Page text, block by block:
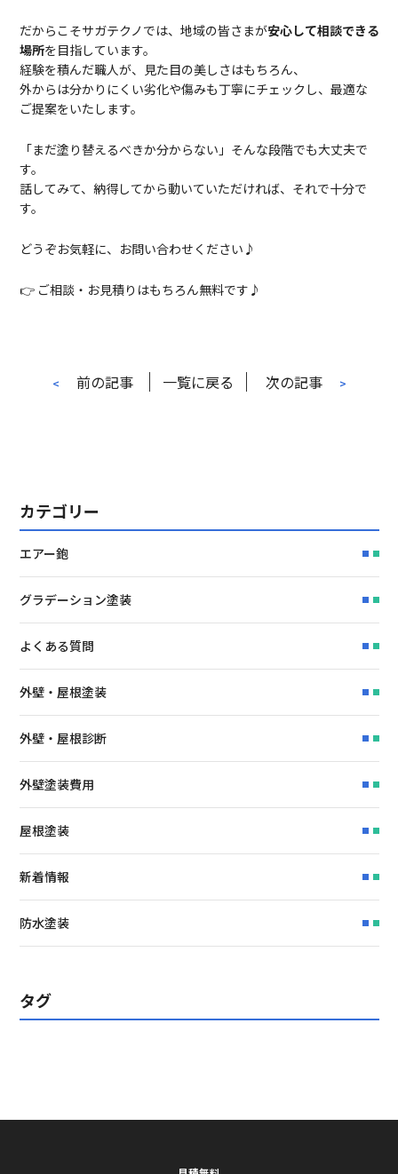
だからこそサガテクノ では、地域の皆さまが安心して相談できる
場所を目指しています。
経験を積んだ職人が、見た目の美しさはもちろん、
外からは分かりにくい劣化や傷みも丁寧にチェックし、最適な
ご提案をいたします。
「まだ塗り替えるべきか分からない」そんな段階でも大丈夫で
す。
話してみて、納得してから動いていただければ、それで十分で
す。
どうぞお気軽に、お問い合わせください♪
👉 ご相談・お見積りはもちろん無料です♪
< 前の記事 一覧に戻る 次の記事 >
カテゴリー
エアー鉋
グラデーション塗装
よくある質問
外壁・屋根塗装
外壁・屋根診断
外壁塗装費用
屋根塗装
新着情報
防水塗装
タグ